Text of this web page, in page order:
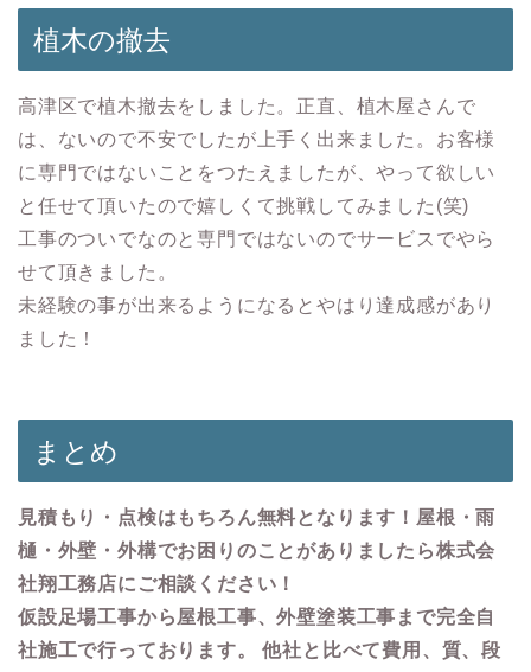
植木の撤去
高津区で植木撤去をしました。正直、植木屋さんで
は、ないので不安でしたが上手く出来ました。お客様
に専門ではないことをつたえましたが、やって欲しい
と任せて頂いたので嬉しくて挑戦してみました(笑)
工事のついでなのと専門ではないのでサービスでやら
せて頂きました。
未経験の事が出来るようになるとやはり達成感があり
ました！
まとめ
見積もり・点検はもちろん無料となります！屋根・雨
樋・外壁・外構でお困りのことがありましたら株式会
社翔工務店にご相談ください！
仮設足場工事から屋根工事、外壁塗装工事まで完全自
社施工で行っております。 他社と比べて費用、質、段